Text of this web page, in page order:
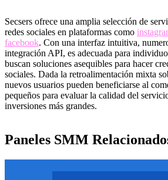
Secsers ofrece una amplia selección de
redes sociales en plataformas como
facebook. Con una interfaz intuitiva,
integración API, es adecuada para
buscan soluciones asequibles para hacer
sociales. Dada la retroalimentación mixta
nuevos usuarios pueden beneficiarse al
pequeños para evaluar la calidad del
inversiones más grandes.
Paneles SMM